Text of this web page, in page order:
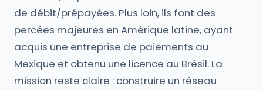
de débit/prépayées. Plus loin, ils font des
percées majeures en Amérique latine, ayant
acquis une entreprise de paiements au
Mexique et obtenu une licence au Brésil. La
mission reste claire : construire un réseau